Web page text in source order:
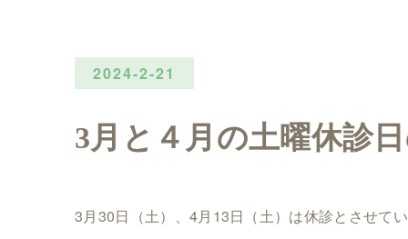
2024-2-21
3月と４月の土曜休診
3月30日（土）、4月13日（土）は休診とさせて